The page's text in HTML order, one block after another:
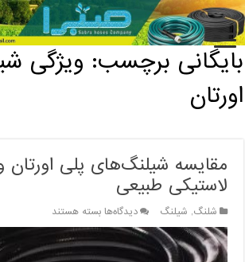
خانه / بایگانی برچسب: ویژگی شیلنگ پلی اورتان
بایگانی برچسب: ویژگی
اورتان
مقایسه شیلنگ‌های پلی
لاستیکی طبیعی
شلنگ, شیلنگ دیدگاه‌هابرای
مقایسه
شیلنگ‌های
پلی
بسته هستند